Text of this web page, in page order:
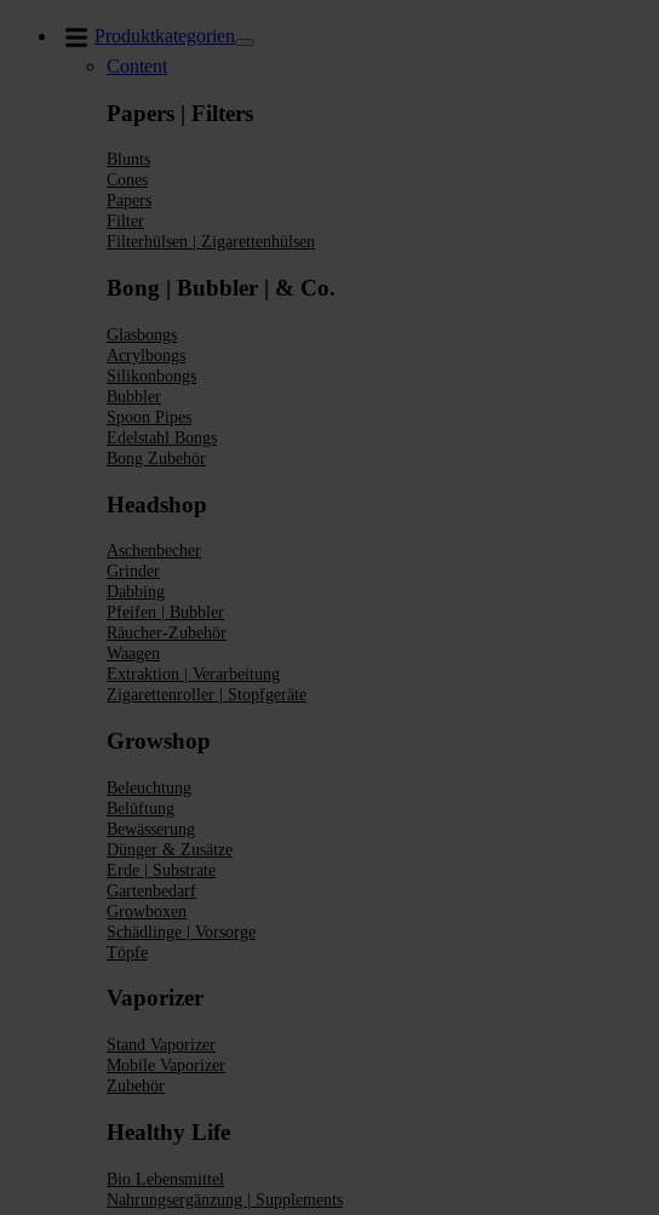
Produktkategorien
Content
Papers | Filters
Blunts
Cones
Papers
Filter
Filterhülsen | Zigarettenhülsen
Bong | Bubbler | & Co.
Glasbongs
Acrylbongs
Silikonbongs
Bubbler
Spoon Pipes
Edelstahl Bongs
Bong Zubehör
Headshop
Aschenbecher
Grinder
Dabbing
Pfeifen | Bubbler
Räucher-Zubehör
Waagen
Extraktion | Verarbeitung
Zigarettenroller | Stopfgeräte
Growshop
Beleuchtung
Belüftung
Bewässerung
Dünger & Zusätze
Erde | Substrate
Gartenbedarf
Growboxen
Schädlinge | Vorsorge
Töpfe
Vaporizer
Stand Vaporizer
Mobile Vaporizer
Zubehör
Healthy Life
Bio Lebensmittel
Nahrungsergänzung | Supplements